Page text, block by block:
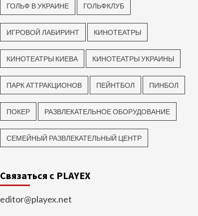
ГОЛЬФ В УКРАИНЕ ГОЛЬФКЛУБ
ИГРОВОЙ ЛАБИРИНТ КИНОТЕАТРЫ
КИНОТЕАТРЫ КИЕВА КИНОТЕАТРЫ УКРАИНЫ
ПАРК АТТРАКЦИОНОВ ПЕЙНТБОЛ ПИНБОЛ
ПОКЕР РАЗВЛЕКАТЕЛЬНОЕ ОБОРУДОВАНИЕ
СЕМЕЙНЫЙ РАЗВЛЕКАТЕЛЬНЫЙ ЦЕНТР
Связаться с PLAYEX
editor@playex.net